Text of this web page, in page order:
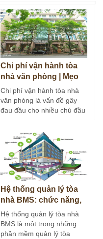
Chi phí vận hành tòa
nhà văn phòng | Mẹo
tối ưu chi phí hiệu…
Chi phí vận hành tòa nhà
văn phòng là vấn đề gây
đau đầu cho nhiều chủ đầu
Hệ thống quản lý tòa
nhà BMS: chức năng,
cấu trúc và ứng dụng
Hệ thống quản lý tòa nhà
BMS là một trong những
phần mềm quản lý tòa